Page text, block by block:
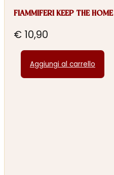
FIAMMIFERI KEEP THE HOME
€ 10,90
Aggiungi al carrello